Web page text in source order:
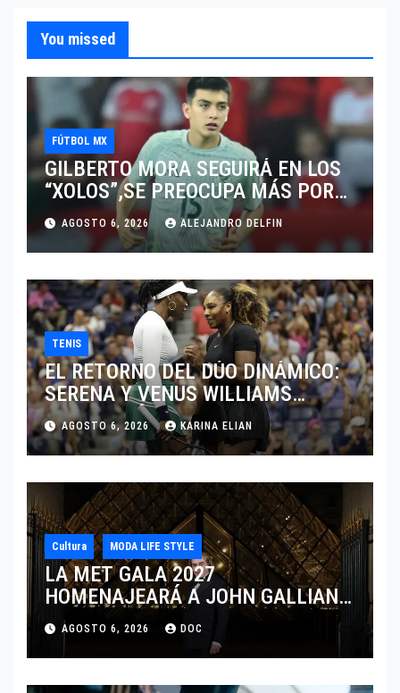
You missed
FÚTBOL MX
GILBERTO MORA SEGUIRÁ EN LOS
“XOLOS”,SE PREOCUPA MÁS POR
JUGAR EN SU EQUIPO.
AGOSTO 6, 2026 ALEJANDRO DELFIN
TENIS
EL RETORNO DEL DÚO DINÁMICO:
SERENA Y VENUS WILLIAMS
DISPUTARÁN LOS DOBLES EN
CINCINNATI 2026
AGOSTO 6, 2026 KARINA ELIAN
Cultura MODA LIFE STYLE
LA MET GALA 2027
HOMENAJEARÁ A JOHN GALLIANO
MARCANDO EL REGRESO DEL REY
DEL DRAMATISMO
AGOSTO 6, 2026 DOC